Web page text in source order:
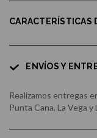
CARACTERÍSTICAS
ENVÍOS Y
Realizamos entregas
Punta Cana, La Vega y